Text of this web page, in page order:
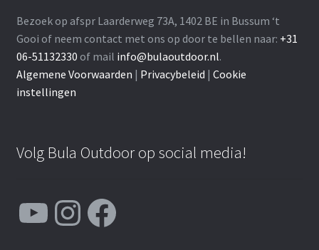
Bezoek op afspr Laarderweg 73A, 1402 BE in Bussum ‘t
Gooi of neem contact met ons op door te bellen naar: +31
06-51132330 of mail info@bulaoutdoor.nl.
Algemene Voorwaarden | Privacybeleid | Cookie
instellingen
Volg Bula Outdoor op social media!
YouTube Instagram Facebook